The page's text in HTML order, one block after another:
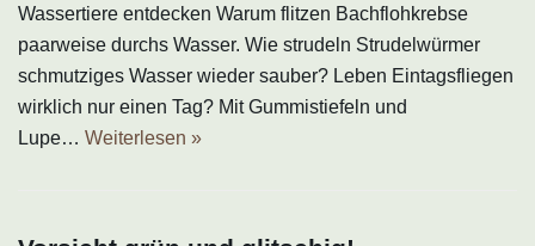
Wassertiere entdecken Warum flitzen Bachflohkrebse
paarweise durchs Wasser. Wie strudeln Strudelwürmer
schmutziges Wasser wieder sauber? Leben Eintagsfliegen
wirklich nur einen Tag? Mit Gummistiefeln und
Lupe… Weiterlesen »